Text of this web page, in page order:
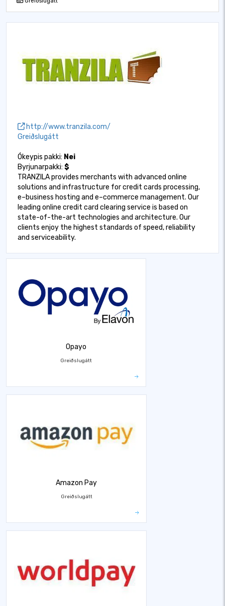
http://www.tranzila.com/
Greiðslugátt
Ókeypis pakki: Nei
Byrjunarpakki: $
TRANZILA provides merchants with advanced online
solutions and infrastructure for credit cards processing,
e–business hosting and e–commerce management. Our
leading online credit card clearing service is based on
state-of-the-art technologies and architecture. Our
clients enjoy the highest standards of speed, reliability
and serviceability.
Opayo
Greiðslugátt
Amazon Pay
Greiðslugátt